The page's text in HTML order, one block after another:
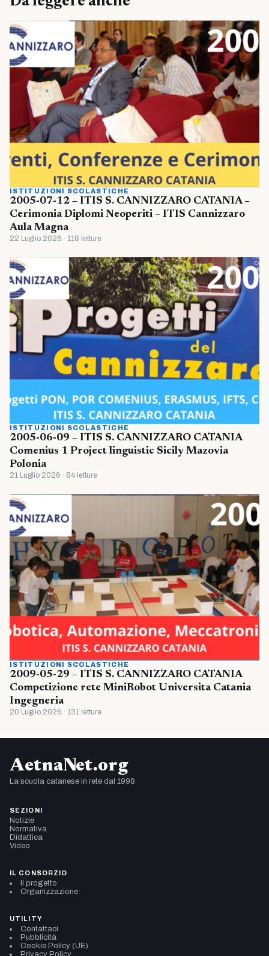
ISTITUZIONI SCOLASTICHE
2005-07-12 – ITIS S. CANNIZZARO CATANIA –
Cerimonia Diplomi Neoperiti – ITIS Cannizzaro
Aula Magna
22 Luglio 2026 · 118 letture
ISTITUZIONI SCOLASTICHE
2005-06-09 – ITIS S. CANNIZZARO CATANIA
Comenius 1 Project linguistic Sicily Mazovia
Polonia
21 Luglio 2026 · 84 letture
ISTITUZIONI SCOLASTICHE
2009-05-29 – ITIS S. CANNIZZARO CATANIA
Competizione rete MiniRobot Universita Catania
Ingegneria
20 Luglio 2026 · 131 letture
AetnaNet.org
La scuola catanese in rete dal 1998
SEZIONI
Notizie
Normativa
Didattica
Video
IL CONSORZIO
Il progetto
Organizzazione
UTILITY
Contattaci
Pubblicità
Cookie Policy (UE)
Privacy Policy